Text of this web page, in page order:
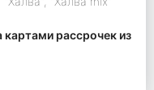
рассрочек из